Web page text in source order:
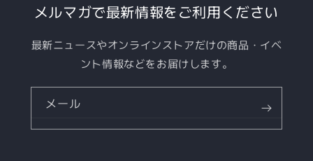
メルマガで最新情報をご利用ください
最新ニュースやオンラインストアだけの商品・イベ
ント情報などをお届けします。
メール